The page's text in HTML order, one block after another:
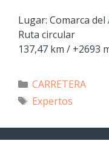
Lugar: Comarca del
Ruta circular
137,47 km / +2693
CARRETERA
Expertos